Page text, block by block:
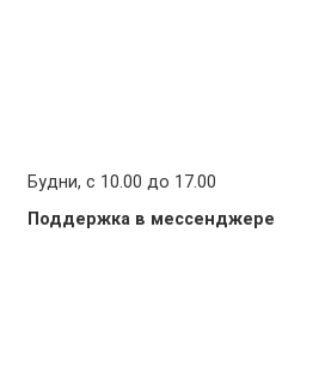
Будни, с 10.00 до 17.00
Поддержка в мессенджере